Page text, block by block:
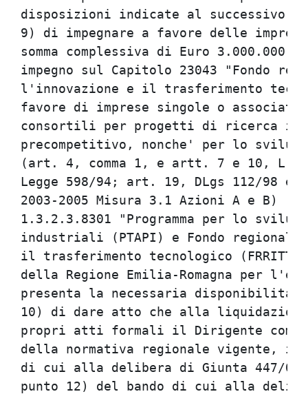
disposizioni indicate
9) di impegnare a favore
somma complessiva di Euro
impegno sul Capitolo
l'innovazione e il
favore di imprese singole o
consortili per progetti di
precompetitivo, nonche' per
(art. 4, comma 1, e artt. 7 e
Legge 598/94; art. 19, DLgs
2003-2005 Misura 3.1 Azioni A
1.3.2.3.8301 "Programma per
industriali (PTAPI) e Fondo
il trasferimento tecnologico
della Regione Emilia-
presenta la
10) di dare atto che alla
propri atti formali il
della normativa regionale
di cui alla delibera di Giunta
punto 12) del bando di cui alla